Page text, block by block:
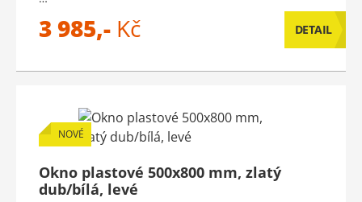
3 985,- Kč DETAIL
NOVÉ
Okno plastové 500x800 mm, zlatý
dub/bílá, levé